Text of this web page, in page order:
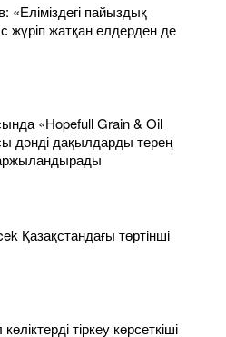
«Еліміздегі пайыздық
жүріп жатқан елдерден де
«Hopefull Grain & Oil
дәнді дақылдарды терең
Қазақстандағы төртінші
тіркеу көрсеткіші